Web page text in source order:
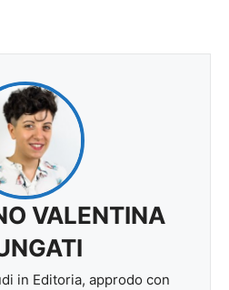
VALENTINA
in Editoria, approdo con